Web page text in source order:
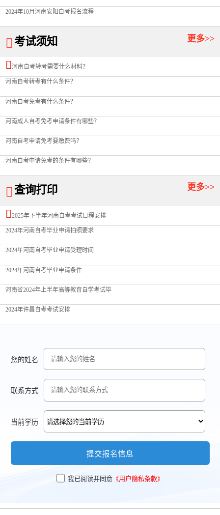
2024年10月河南安阳自考报名流程
 考试须知 更多>>
河南自考转考需要什么材料？
河南自考转考有什么条件？
河南自考免考有什么条件？
河南成人自考免考申请条件有哪些？
河南自考申请免考要缴费吗？
河南自考申请免考的条件有哪些？
查询打印 更多>>
2025年下半年河南自考考试日程安排
2024年河南自考毕业申请拍照要求
2024年河南自考毕业申请受理时间
2024年河南自考毕业申请条件
河南省2024年上半年高等教育自学考试毕
2024年许昌自考考试安排
您的姓名
联系方式
当前学历
提交报名信息
我已阅读并同意 《用户隐私条款》